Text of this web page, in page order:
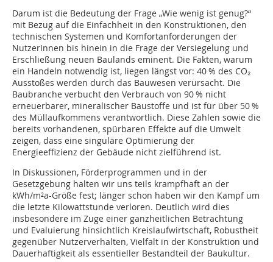
Darum ist die Bedeutung der Frage „Wie wenig ist genug?“
mit Bezug auf die Einfachheit in den Konstruktionen, den
technischen Systemen und Komfortanforderungen der
NutzerInnen bis hinein in die Frage der Versiegelung und
Erschließung neuen­ Baulands eminent. Die Fakten, warum
ein Handeln notwendig ist, liegen längst vor: 40 % des CO₂
Ausstoßes werden durch das Bauwesen verursacht. Die
Baubranche verbucht den Verbrauch von 90 % nicht
erneuerbarer, mineralischer Baustoffe und ist für über 50 %
des Müllaufkommens verantwortlich. Diese Zahlen sowie die
bereits vorhandenen, spürbaren Effekte auf die Umwelt
zeigen, dass eine singuläre Optimierung der
Energieeffizienz der Gebäude nicht zielführend ist.
In Diskussionen, Förderprogrammen und in der
Gesetzgebung halten wir uns teils krampfhaft an der
kWh/m²a-Größe fest; länger schon haben wir den Kampf um
die letzte Kilowattstunde verloren. Deutlich wird dies
insbesondere im Zuge einer ganzheitlichen Betrachtung
und Evaluierung hinsichtlich Kreislaufwirtschaft, Robustheit
gegenüber Nutzerverhalten, Vielfalt in der Konstruktion und
Dauerhaftigkeit als essentieller Bestandteil der Baukultur.